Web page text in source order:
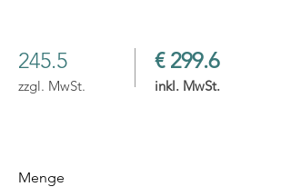
245.5
zzgl. MwSt.
€ 299.6
inkl. MwSt.
Menge